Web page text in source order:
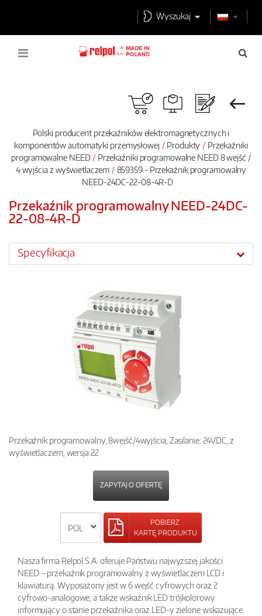
Wyszukaj
Polski producent przekaźników elektromagnetycznych i
komponentów automatyki przemysłowej
Produkty
Przekaźniki
programowalne NEED
Przekaźniki programowalne NEED 8 wejść /
4 wyjścia z wyświetlaczem
859359 - Przekaźnik programowalny
NEED-24DC-22-08-4R-D
Przekaźnik programowalny NEED-24DC-
22-08-4R-D
Specyfikacja
Przekaźnik programowalny, 8wejść/4wyjścia, Zasilanie: 24VDC, z
wyświetlaczem, wersja 22
ZAPYTAJ O OFERTĘ
POBIERZ
KARTĘ PRODUKTU
Nasza firma Relpol S.A. oferuje Państwu najwyższej jakości
NEED – przekaźnik programowalny z wyświetlaczem LCD i
klawiaturą. Wyposażony jest w 6 wejść cyfrowych oraz 2
cyfrowo-analogowe, a także wskaźnik LED trójkolorowy
informujący o stanie przekaźnika oraz LED-y zielone wskazujące